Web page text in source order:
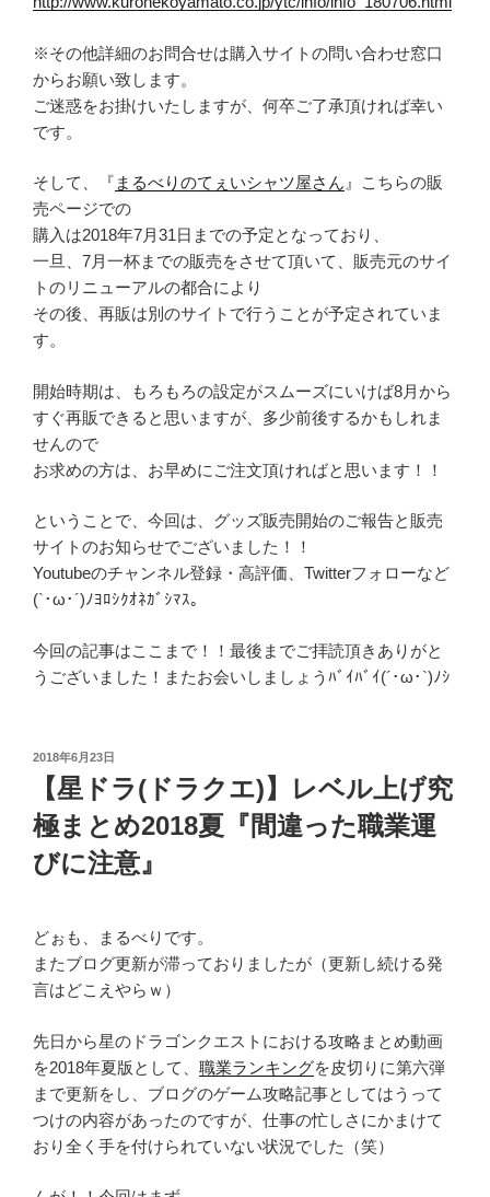
※その他詳細のお問合せは購入サイトの問い合わせ窓口
からお願い致します。
ご迷惑をお掛けいたしますが、何卒ご了承頂ければ幸い
です。
そして、『 まるべりのてぇいシャツ屋さん 』こちらの販
売ページでの
購入は2018年7月31日までの予定となっており、
一旦、7月一杯までの販売をさせて頂いて、販売元のサイ
トのリニューアルの都合により
その後、再販は別のサイトで行うことが予定されていま
す。
開始時期は、もろもろの設定がスムーズにいけば8月から
すぐ再販できると思いますが、多少前後するかもしれま
せんので
お求めの方は、お早めにご注文頂ければと思います！！
ということで、今回は、グッズ販売開始のご報告と販売
サイトのお知らせでございました！！
Youtubeのチャンネル登録・高評価、Twitterフォローなど
(`･ω･´)ﾉﾖﾛｼｸｵﾈｶﾞｼﾏｽ。
今回の記事はここまで！！最後までご拝読頂きありがと
うございました！またお会いしましょうﾊﾞｲﾊﾞｲ(´･ω･`)ﾉｼ
投
2018年6月23日
【星ドラ(ドラクエ)】レベル上げ究
極まとめ2018夏『間違った職業運
びに注意』
どぉも、まるべりです。
またブログ更新が滞っておりましたが（更新し続ける発
言はどこえやらｗ）
先日から星のドラゴンクエストにおける攻略まとめ動画
を2018年夏版として、 職業ランキングを皮切りに第六弾
まで更新をし、ブログのゲーム攻略記事としてはうって
つけの内容があったのですが、仕事の忙しさにかまけて
おり全く手を付けられていない状況でした（笑）